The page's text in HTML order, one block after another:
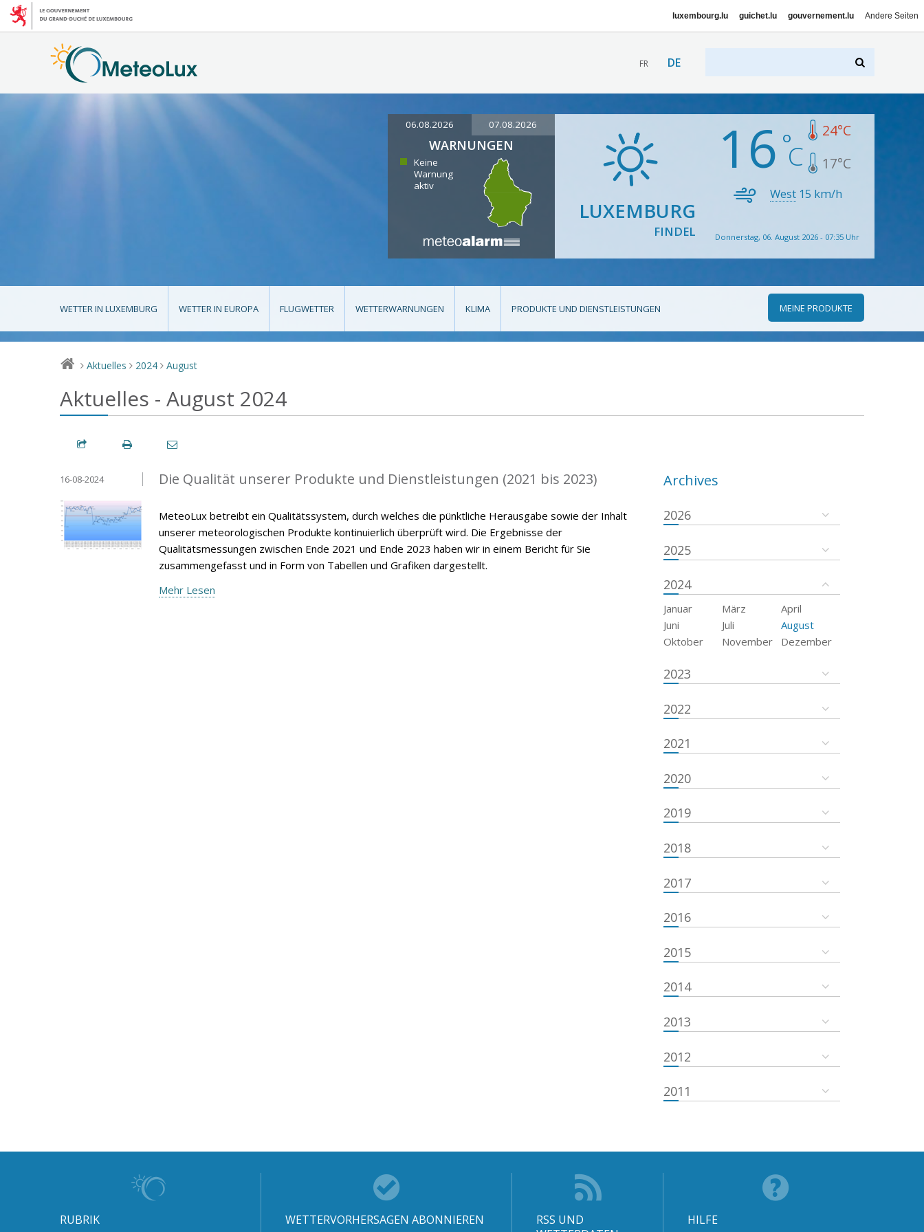
luxembourg.lu guichet.lu gouvernement.lu Andere Seiten
FR DE
06.08.2026 07.08.2026
WARNUNGEN
Keine
Warnung
aktiv
LUXEMBURG
FINDEL
16 24°C
17°C
West 15 km/h
Donnerstag, 06. August 2026 - 07:35 Uhr
WETTER IN LUXEMBURG WETTER IN EUROPA FLUGWETTER WETTERWARNUNGEN KLIMA PRODUKTE UND DIENSTLEISTUNGEN MEINE PRODUKTE
> Aktuelles > 2024 > August
Aktuelles - August 2024
Die Qualität unserer Produkte und Dienstleistungen (2021 bis 2023)
16-08-2024
MeteoLux betreibt ein Qualitätssystem, durch welches die pünktliche Herausgabe sowie der Inhalt
unserer meteorologischen Produkte kontinuierlich überprüft wird. Die Ergebnisse der
Qualitätsmessungen zwischen Ende 2021 und Ende 2023 haben wir in einem Bericht für Sie
zusammengefasst und in Form von Tabellen und Grafiken dargestellt.
Mehr Lesen
Archives
2026
2025
2024
Januar März
April
Juni
Juli
August
Oktober
November Dezember
2023
2022
2021
2020
2019
2018
2017
2016
2015
2014
2013
2012
2011
RUBRIK WETTERVORHERSAGEN ABONNIEREN
RSS UND
HILFE